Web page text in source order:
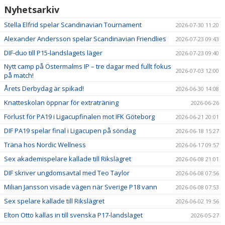
Nyhetsarkiv
Stella Elfrid spelar Scandinavian Tournament 2026-07-30 11:20
Alexander Andersson spelar Scandinavian Friendlies 2026-07-23 09:43
DIF-duo till P15-landslagets läger 2026-07-23 09:40
Nytt camp på Östermalms IP – tre dagar med fullt fokus
på match!
2026-07-03 12:00
Årets Derbydag är spikad! 2026-06-30 14:08
Knatteskolan öppnar för extraträning 2026-06-26
Förlust för PA19 i Ligacupfinalen mot IFK Göteborg 2026-06-21 20:01
DIF PA19 spelar final i Ligacupen på söndag 2026-06-18 15:27
Träna hos Nordic Wellness 2026-06-17 09:57
Sex akademispelare kallade till Rikslägret 2026-06-08 21:01
DIF skriver ungdomsavtal med Teo Taylor 2026-06-08 07:56
Milian Jansson visade vägen när Sverige P18 vann 2026-06-08 07:53
Sex spelare kallade till Rikslägret 2026-06-02 19:56
Elton Otto kallas in till svenska P17-landslaget 2026-05-27